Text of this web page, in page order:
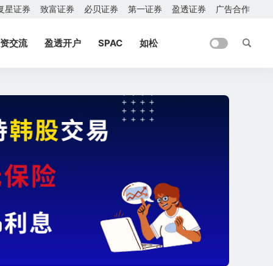
星证券 致富证券 必贝证券 第一证券 盈透证券 广告合作
交流 盈透开户 SPAC 如松